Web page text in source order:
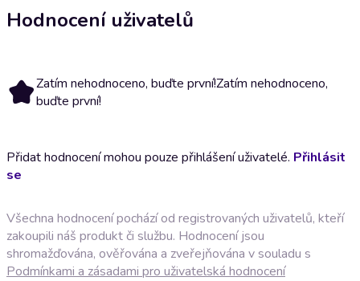
Hodnocení uživatelů
Zatím nehodnoceno, buďte první!Zatím nehodnoceno,
buďte první!
Přidat hodnocení mohou pouze přihlášení uživatelé. Přihlásit
se
Všechna hodnocení pochází od registrovaných uživatelů, kteří
zakoupili náš produkt či službu. Hodnocení jsou
shromažďována, ověřována a zveřejňována v souladu s
Podmínkami a zásadami pro uživatelská hodnocení